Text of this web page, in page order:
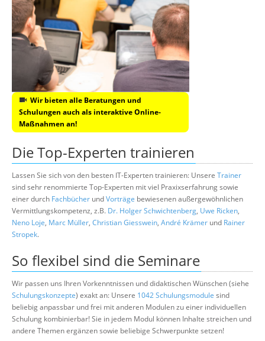
Wir bieten alle Beratungen und
Schulungen auch als interaktive Online-
Maßnahmen an!
Die Top-Experten trainieren
Lassen Sie sich von den besten IT-Experten trainieren: Unsere Trainer
sind sehr renommierte Top-Experten mit viel Praxixserfahrung sowie
einer durch Fachbücher undVorträge bewiesenen außergewöhnlichen
Vermittlungskompetenz, z.B. Dr. Holger Schwichtenberg, Uwe Ricken,
Neno Loje, Marc Müller, Christian Giesswein, André Krämer und Rainer
Stropek.
So flexibel sind die Seminare
Wir passen uns Ihren Vorkenntnissen und didaktischen Wünschen (siehe
Schulungskonzepte) exakt an: Unsere 1042 Schulungsmodule sind
beliebig anpassbar und frei mit anderen Modulen zu einer individuellen
Schulung kombinierbar! Sie in jedem Modul können Inhalte streichen und
andere Themen ergänzen sowie beliebige Schwerpunkte setzen!